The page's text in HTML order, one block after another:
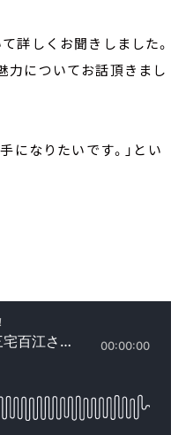
詳しくお聞きしました。
力についてお話頂きまし
になりたいです。」とい